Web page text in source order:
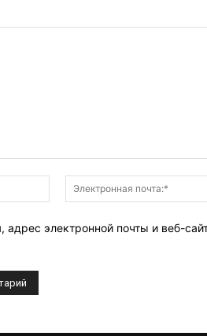
Имя:*
адрес электронной почты и веб-